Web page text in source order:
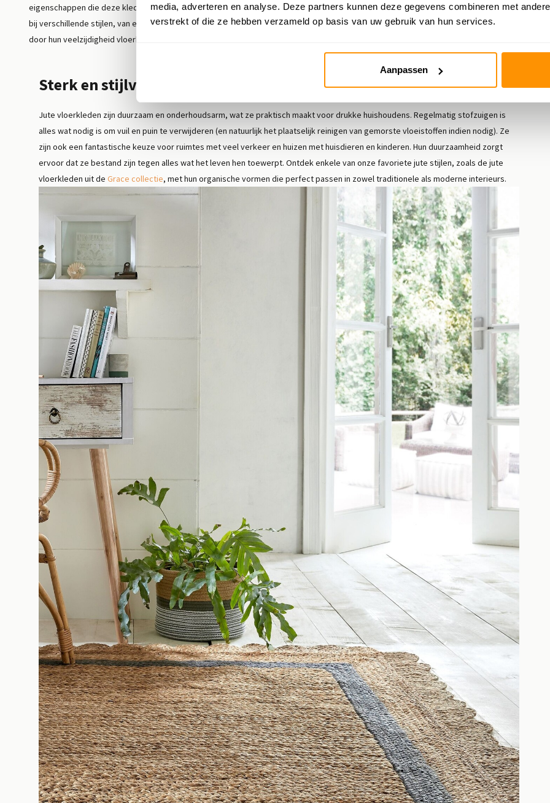
media, adverteren en analyse. Deze partners kunnen deze gegevens combineren met
verstrekt of die ze hebben verzameld op basis van uw gebruik van hun services.
Aanpassen
eigenschappen die deze kleden een milieubewuste keuze maken, brengen ook warmte en textuur in je ruimte. Jute vloerkleden passen
bij verschillende stijlen, van eigentijds tot bohemien, en zijn momenteel een toptrend in de wereld van interieurdesign. Bovendien kun je
door hun veelzijdigheid vloerkleden combineren voor een nog dynamischer en textuurrijker uiterlijk.
Sterk en stijlvol
Jute vloerkleden zijn duurzaam en onderhoudsarm, wat ze praktisch maakt voor drukke huishoudens. Regelmatig stofzuigen is
alles wat nodig is om vuil en puin te verwijderen (en natuurlijk het plaatselijk reinigen van gemorste vloeistoffen indien nodig). Ze
zijn ook een fantastische keuze voor ruimtes met veel verkeer en huizen met huisdieren en kinderen. Hun duurzaamheid zorgt
ervoor dat ze bestand zijn tegen alles wat het leven hen toewerpt. Ontdek enkele van onze favoriete jute stijlen, zoals de jute
vloerkleden uit de Grace collectie, met hun organische vormen die perfect passen in zowel traditionele als moderne interieurs.